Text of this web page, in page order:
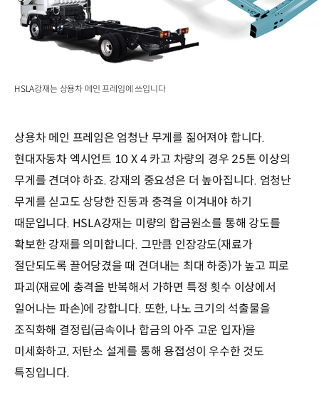
HSLA강재는 상용차 메인 프레임에 쓰입니다
상용차 메인 프레임은 엄청난 무게를 짊어져야 합니다.
현대자동차 엑시언트 10 X 4 카고 차량의 경우 25톤 이상의
무게를 견뎌야 하죠. 강재의 중요성은 더 높아집니다. 엄청난
무게를 싣고도 상당한 진동과 충격을 이겨내야 하기
때문입니다. HSLA강재는 미량의 합금원소를 통해 강도를
확보한 강재를 의미합니다. 그만큼 인장강도(재료가
절단되도록 끌어당겼을 때 견뎌내는 최대 하중)가 높고 피로
파괴(재료에 충격을 반복해서 가하면 특정 횟수 이상에서
일어나는 파손)에 강합니다. 또한, 나노 크기의 석출물을
조직화해 결정립(금속이나 합금의 아주 고운 입자)을
미세화하고, 저탄소 설계를 통해 용접성이 우수한 것도
특징입니다.